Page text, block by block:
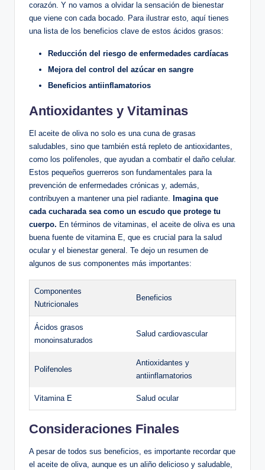
corazón. Y no vamos a olvidar la sensación de bienestar
que viene con cada bocado. Para ilustrar esto, aquí tienes
una lista de los beneficios clave de estos ácidos grasos:
Reducción del riesgo de enfermedades cardíacas
Mejora del control del azúcar en sangre
Beneficios antiinflamatorios
Antioxidantes y Vitaminas
El aceite de oliva no solo es una cuna de grasas
saludables, sino que también está repleto de antioxidantes,
como los polifenoles, que ayudan a combatir el daño celular.
Estos pequeños guerreros son fundamentales para la
prevención de enfermedades crónicas y, además,
contribuyen a mantener una piel radiante. Imagina que
cada cucharada sea como un escudo que protege tu
cuerpo. En términos de vitaminas, el aceite de oliva es una
buena fuente de vitamina E, que es crucial para la salud
ocular y el bienestar general. Te dejo un resumen de
algunos de sus componentes más importantes:
Componentes
Nutricionales
Beneficios
Ácidos grasos
monoinsaturados
Salud cardiovascular
Polifenoles
Antioxidantes y
antiinflamatorios
Vitamina E Salud ocular
Consideraciones Finales
A pesar de todos sus beneficios, es importante recordar que
el aceite de oliva, aunque es un aliño delicioso y saludable,